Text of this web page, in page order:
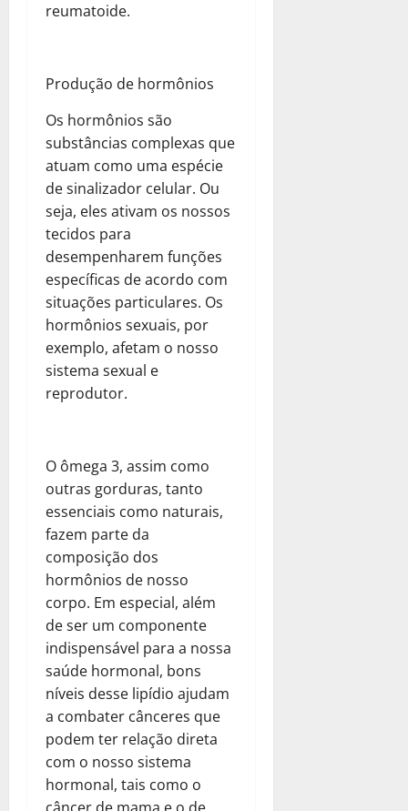
reumatoide.
Produção de hormônios
Os hormônios são
substâncias complexas que
atuam como uma espécie
de sinalizador celular. Ou
seja, eles ativam os nossos
tecidos para
desempenharem funções
específicas de acordo com
situações particulares. Os
hormônios sexuais, por
exemplo, afetam o nosso
sistema sexual e
reprodutor.
O ômega 3, assim como
outras gorduras, tanto
essenciais como naturais,
fazem parte da
composição dos
hormônios de nosso
corpo. Em especial, além
de ser um componente
indispensável para a nossa
saúde hormonal, bons
níveis desse lipídio ajudam
a combater cânceres que
podem ter relação direta
com o nosso sistema
hormonal, tais como o